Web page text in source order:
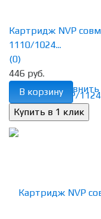
избранное сравнить
Картридж NVP
1110/1024...
(0)
446 руб.
В корзину